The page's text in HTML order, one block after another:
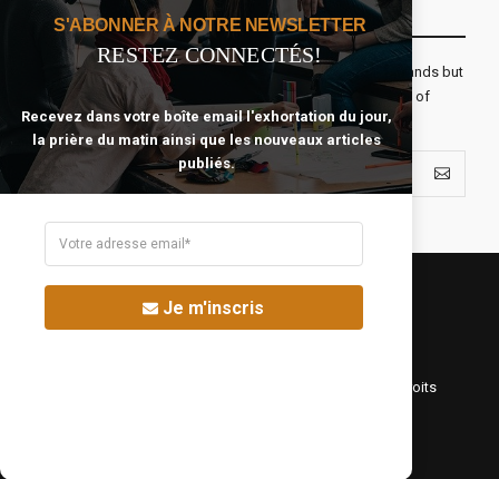
Recevoir Notre Newsletter Chaque Matin
The real voyage of discovery consists not in seeking new lands but
seeing with new eyes. All journeys have secret destinations of
which the traveler is unaware.
©Fréquence Chrétienne Production 2016-2025. Tous droits
S'ABONNER À NOTRE NEWSLETTER
RESTEZ CONNECTÉS!
Recevez dans votre boîte email l'exhortation du jour,
la prière du matin ainsi que les nouveaux articles
publiés.
Je m'inscris